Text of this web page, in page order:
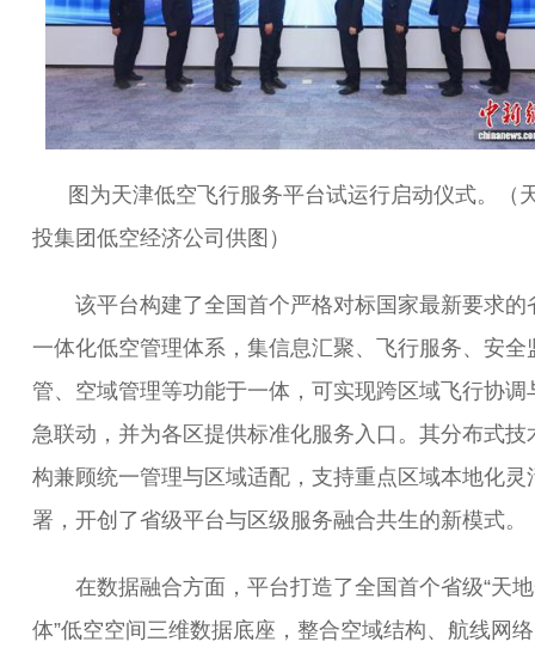
图为天津低空飞行服务平台试运行启动仪式。（
投集团低空经济公司供图）
该平台构建了全国首个严格对标国家最新要求的
一体化低空管理体系，集信息汇聚、飞行服务、安全
管、空域管理等功能于一体，可实现跨区域飞行协调
急联动，并为各区提供标准化服务入口。其分布式技
构兼顾统一管理与区域适配，支持重点区域本地化灵
署，开创了省级平台与区级服务融合共生的新模式。
在数据融合方面，平台打造了全国首个省级“天
体”低空空间三维数据底座，整合空域结构、航线网